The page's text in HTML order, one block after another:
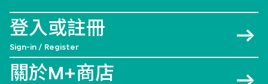
登入或註冊
Sign-in / Register
關於M+商店